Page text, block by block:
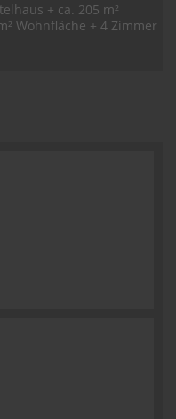
+ ca. 205 m²
Wohnfläche + 4 Zimmer